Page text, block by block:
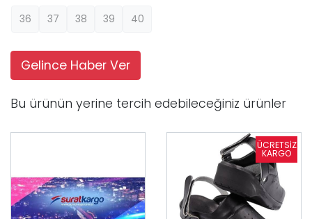
36
37 38 39 40
Gelince Haber Ver
Bu ürünün yerine tercih edebileceğiniz ürünler